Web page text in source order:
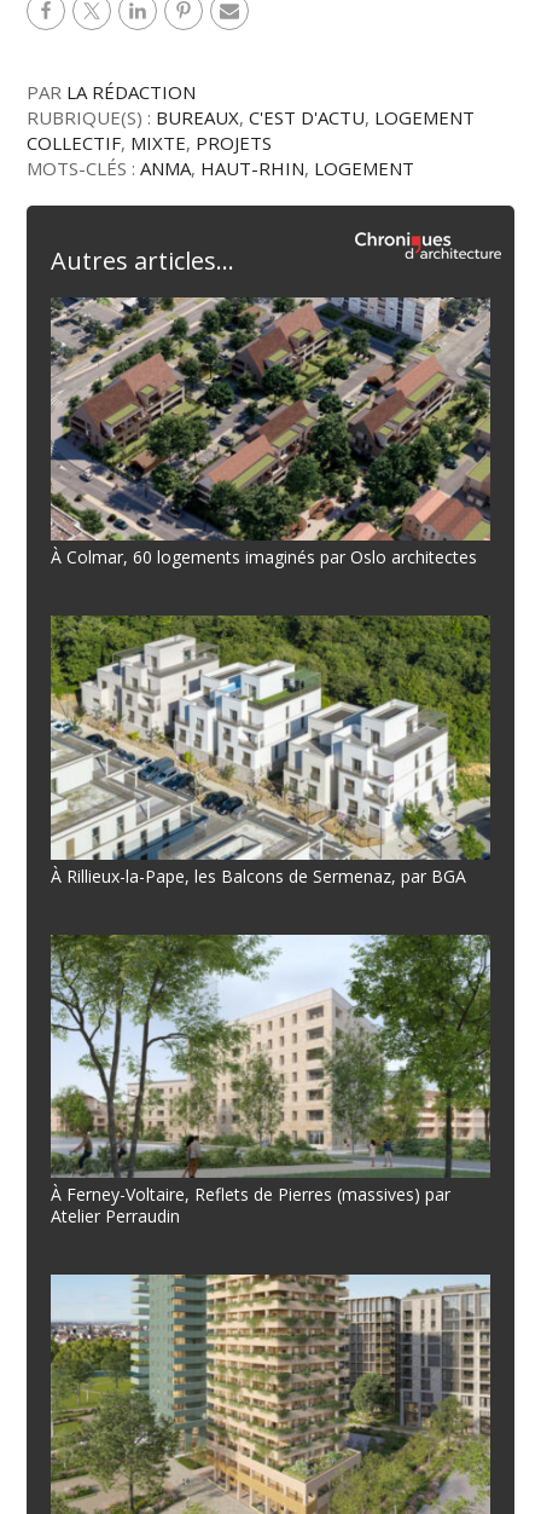
PAR LA RÉDACTION
RUBRIQUE(S) : BUREAUX,C'EST D'ACTU, LOGEMENT
COLLECTIF, MIXTE, PROJETS
MOTS-CLÉS :ANMA, HAUT-RHIN, LOGEMENT
Autres articles...
À Colmar, 60 logements imaginés par Oslo architectes
À Rillieux-la-Pape, les Balcons de Sermenaz, par BGA
À Ferney-Voltaire, Reflets de Pierres (massives) par
Atelier Perraudin